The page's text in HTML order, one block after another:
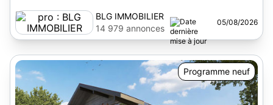
BLG IMMOBILIER
14 979 annonces
05/08/2026
Programme neuf